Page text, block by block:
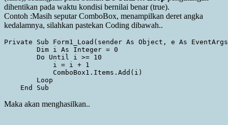
dihentikan pada waktu kondisi bernilai benar (true).
Contoh :Masih seputar ComboBox, menampilkan deret angka
kedalamnya, silahkan pastekan Coding dibawah..
Private Sub Form1_Load(sender As Object, e As
        Dim i As Integer = 0
        Do Until i >= 10
            i = i + 1
            ComboBox1.Items.Add(i)
        Loop
Maka akan menghasilkan..